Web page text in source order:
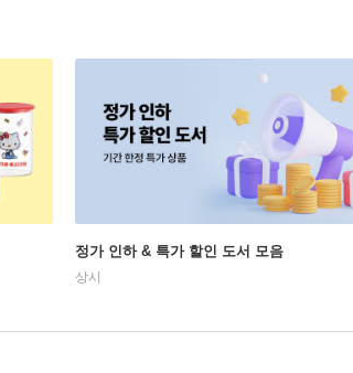
정가 인하 & 특가 할인 도서 모음
상시